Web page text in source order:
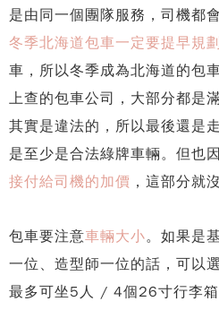
是由同一個團隊服務，司機都
冬季北海道包車一定要提早規劃
車，所以冬季成為北海道的包
上查的包車公司，大部分都是
其實是違法的，所以最後還是
是至少是合法綠牌車輛。但也
接付給司機的加價 ，這部分就
包車要注意車輛大小。如果是
一位、造型師一位的話，可以
最多可坐5人 / 4個26寸行李